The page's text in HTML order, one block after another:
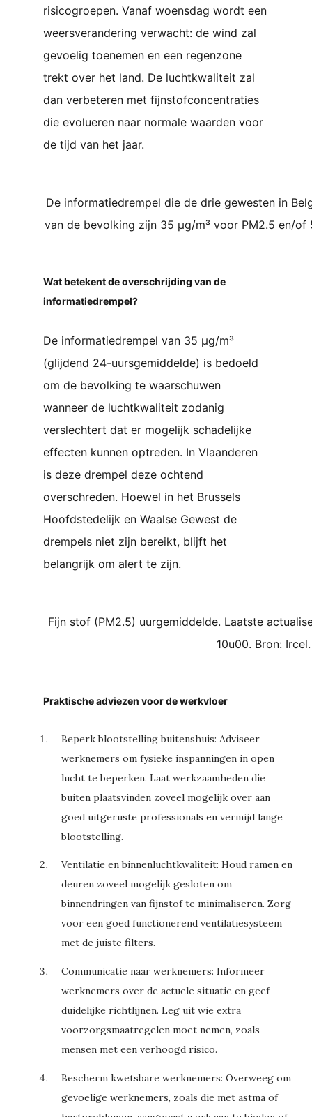
risicogroepen. Vanaf woensdag wordt een
weersverandering verwacht: de wind zal
gevoelig toenemen en een regenzone
trekt over het land. De luchtkwaliteit zal
dan verbeteren met fijnstofconcentraties
die evolueren naar normale waarden voor
de tijd van het jaar.
De informatiedrempel die de drie gewesten in
van de bevolking zijn 35 µg/m³ voor PM2.5 en/of
Wat betekent de overschrijding van de
informatiedrempel?
De informatiedrempel van 35 µg/m³
(glijdend 24-uursgemiddelde) is bedoeld
om de bevolking te waarschuwen
wanneer de luchtkwaliteit zodanig
verslechtert dat er mogelijk schadelijke
effecten kunnen optreden. In Vlaanderen
is deze drempel deze ochtend
overschreden. Hoewel in het Brussels
Hoofdstedelijk en Waalse Gewest de
drempels niet zijn bereikt, blijft het
belangrijk om alert te zijn.
Fijn stof (PM2.5) uurgemiddelde. Laatste
10u00. Bron: Ircel.
Praktische adviezen voor de werkvloer
Beperk blootstelling buitenshuis: Adviseer
werknemers om fysieke inspanningen in open
lucht te beperken. Laat werkzaamheden die
buiten plaatsvinden zoveel mogelijk over aan
goed uitgeruste professionals en vermijd lange
blootstelling.
Ventilatie en binnenluchtkwaliteit: Houd ramen en
deuren zoveel mogelijk gesloten om
binnendringen van fijnstof te minimaliseren. Zorg
voor een goed functionerend ventilatiesysteem
met de juiste filters.
Communicatie naar werknemers: Informeer
werknemers over de actuele situatie en geef
duidelijke richtlijnen. Leg uit wie extra
voorzorgsmaatregelen moet nemen, zoals
mensen met een verhoogd risico.
Bescherm kwetsbare werknemers: Overweeg om
gevoelige werknemers, zoals die met astma of